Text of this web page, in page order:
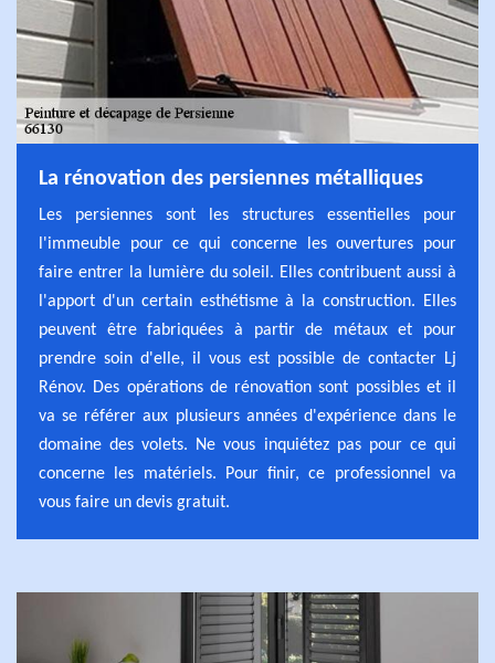
La rénovation des persiennes métalliques
Les persiennes sont les structures essentielles pour
l'immeuble pour ce qui concerne les ouvertures pour
faire entrer la lumière du soleil. Elles contribuent aussi à
l'apport d'un certain esthétisme à la construction. Elles
peuvent être fabriquées à partir de métaux et pour
prendre soin d'elle, il vous est possible de contacter Lj
Rénov. Des opérations de rénovation sont possibles et il
va se référer aux plusieurs années d'expérience dans le
domaine des volets. Ne vous inquiétez pas pour ce qui
concerne les matériels. Pour finir, ce professionnel va
vous faire un devis gratuit.